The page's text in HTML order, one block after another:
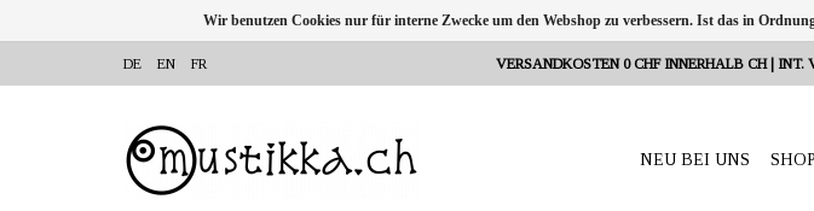
DE EN FR VERSANDKOSTEN 0 CHF INNERHALB CH | INT.
NEU BEI UNS
Wir benutzen Cookies nur für interne Zwecke um den Webshop zu verbessern. Ist das in